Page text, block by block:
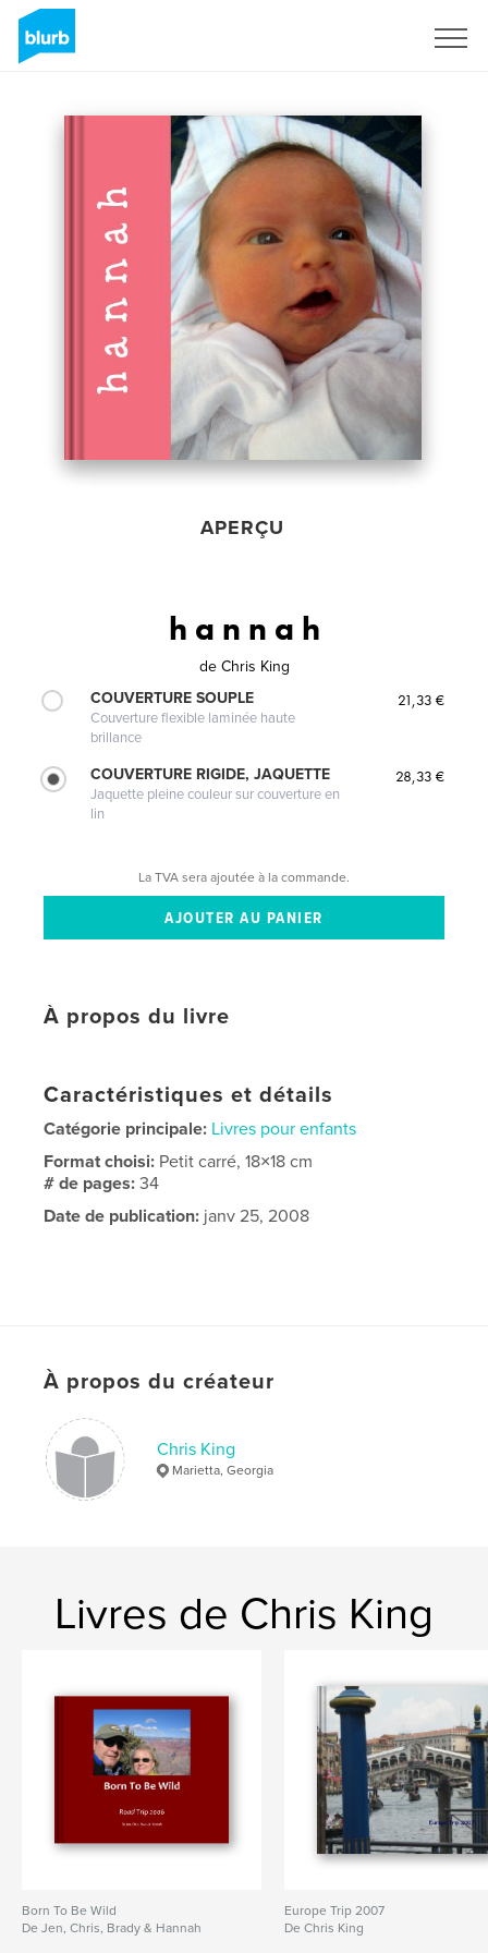
APERÇU
h a n n a h
de Chris King
COUVERTURE SOUPLE
Couverture flexible laminée haute
brillance
21,33 €
COUVERTURE RIGIDE, JAQUETTE
Jaquette pleine couleur sur couverture en
lin
28,33 €
La TVA sera ajoutée à la commande.
À propos du livre
Caractéristiques et détails
Catégorie principale: Livres pour enfants
Format choisi: Petit carré, 18×18 cm
# de pages:34
Date de publication: janv 25, 2008
À propos du créateur
Chris King
Marietta, Georgia
Livres de Chris King
Born To Be Wild
De Jen, Chris, Brady & Hannah
Europe Trip 2007
De Chris King